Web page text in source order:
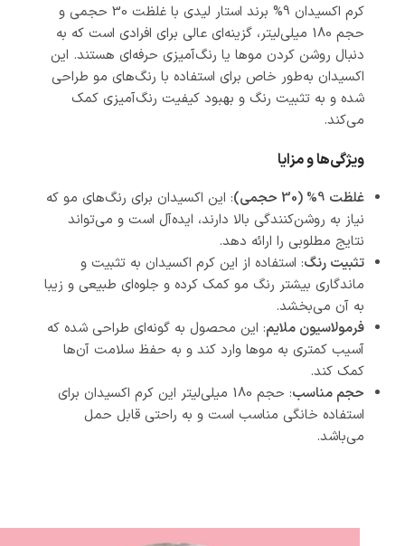
کرم اکسیدان 9% برند استار لیدی با غلظت 30 حجمی و
حجم 180 میلی‌لیتر، گزینه‌ای عالی برای افرادی است که به
دنبال روشن کردن موها یا رنگ‌آمیزی حرفه‌ای هستند. این
اکسیدان به‌طور خاص برای استفاده با رنگ‌های مو طراحی
شده و به تثبیت رنگ و بهبود کیفیت رنگ‌آمیزی کمک
می‌کند.
ویژگی‌ها و مزایا
غلظت 9% (30 حجمی)
: این اکسیدان برای رنگ‌های مو که
نیاز به روشن‌کنندگی بالا دارند، ایده‌آل است و می‌تواند
نتایج مطلوبی را ارائه دهد.
تثبیت رنگ: استفاده از این کرم اکسیدان به تثبیت و
ماندگاری بیشتر رنگ مو کمک کرده و جلوه‌ای طبیعی و زیبا
به آن می‌بخشد.
فرمولاسیون ملایم: این محصول به گونه‌ای طراحی شده که
آسیب کمتری به موها وارد کند و به حفظ سلامت آن‌ها
کمک کند.
حجم مناسب
: حجم 180 میلی‌لیتر این کرم اکسیدان برای
استفاده خانگی مناسب است و به راحتی قابل حمل
می‌باشد.